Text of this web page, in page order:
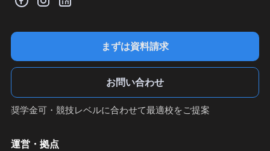
まずは資料請求
お問い合わせ
奨学金可・競技レベルに合わせて最適校をご提案
運営・拠点